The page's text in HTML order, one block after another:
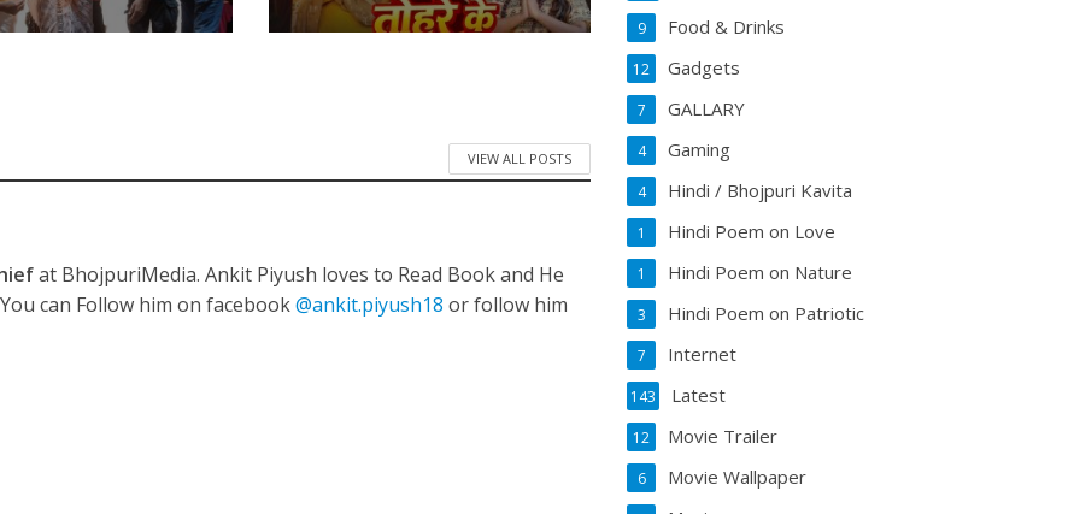
VIEW ALL POSTS
at BhojpuriMedia. Ankit Piyush loves to Read Book and He
can Follow him on facebook@ankit.piyush18 or follow him
Food & Drinks
9
Gadgets
12
GALLARY
7
Gaming
4
Hindi / Bhojpuri Kavita
4
Hindi Poem on Love
1
Hindi Poem on Nature
1
Hindi Poem on Patriotic
3
Internet
7
Latest
143
Movie Trailer
12
Movie Wallpaper
6